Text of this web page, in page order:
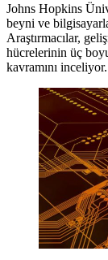
Johns Hopkins
beyni ve
Araştırmacılar,
hücrelerinin üç
kavramını inceliyor.